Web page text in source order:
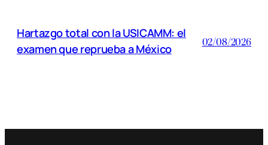
Hartazgo total con la USICAMM: el
examen que reprueba a México
02/08/2026